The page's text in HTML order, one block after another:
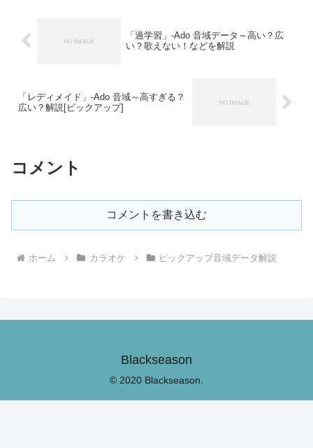
「過学習」-Ado 音域データ～高い？広
い？歌えない！などを解説
「レディメイド」-Ado 音域～高すぎる？
広い？解説[ピックアップ]
コメント
コメントを書き込む
ホーム カラオケ ピックアップ音域データ解説
Blackseason
© 2020 Blackseason.